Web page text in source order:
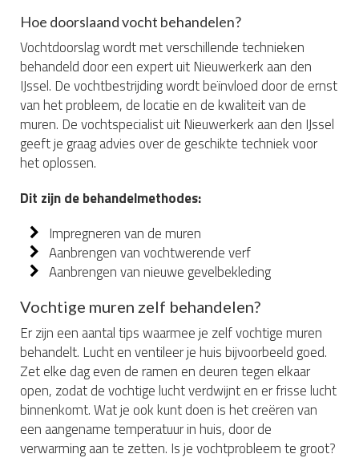
Hoe doorslaand vocht behandelen?
Vochtdoorslag wordt met verschillende technieken
behandeld door een expert uit Nieuwerkerk aan den
IJssel. De vochtbestrijding wordt beïnvloed door de ernst
van het probleem, de locatie en de kwaliteit van de
muren. De vochtspecialist uit Nieuwerkerk aan den IJssel
geeft je graag advies over de geschikte techniek voor
het oplossen.
Dit zijn de behandelmethodes:
Impregneren van de muren
Aanbrengen van vochtwerende verf
Aanbrengen van nieuwe gevelbekleding
Vochtige muren zelf behandelen?
Er zijn een aantal tips waarmee je zelf vochtige muren
behandelt. Lucht en ventileer je huis bijvoorbeeld goed.
Zet elke dag even de ramen en deuren tegen elkaar
open, zodat de vochtige lucht verdwijnt en er frisse lucht
binnenkomt. Wat je ook kunt doen is het creëren van
een aangename temperatuur in huis, door de
verwarming aan te zetten. Is je vochtprobleem te groot?